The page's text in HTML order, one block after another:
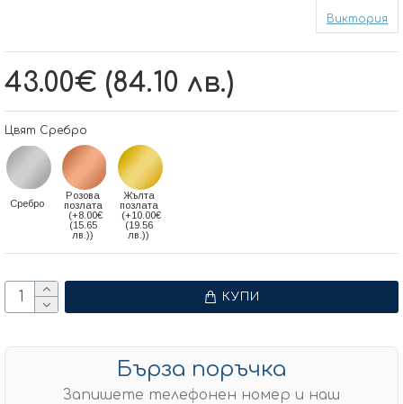
43.00€ (84.10 лв.)
Виктория
Цвят Сребро
Сребро
Розова
позлата
(+8.00€
(15.65
лв.))
Жълта
позлата
(+10.00€
(19.56
лв.))
КУПИ
Бърза поръчка
Запишете телефонен номер и наш